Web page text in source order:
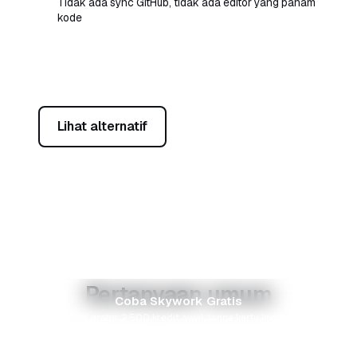
kode
Lihat alternatif
Pertanyaan umum
Coba Skywork Gratis